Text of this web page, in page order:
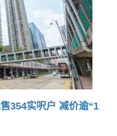
354实呎户 减价逾“1